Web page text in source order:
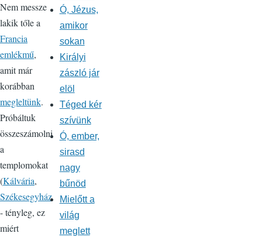
Nem messze
lakik tőle a
Francia
emlékmű,
amit már
korábban
megleltünk.
Próbáltuk
összeszámolni
a
templomokat
(Kálvária,
Székesegyház
- tényleg, ez
miért
Ó, Jézus,
amikor
sokan
Királyi
zászló jár
elöl
Téged kér
szívünk
Ó, ember,
sirasd
nagy
bűnöd
Mielőtt a
világ
meglett